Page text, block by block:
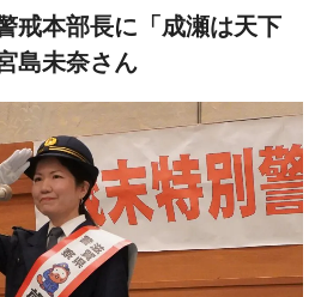
戒本部長に「成瀬は天下
島未奈さん